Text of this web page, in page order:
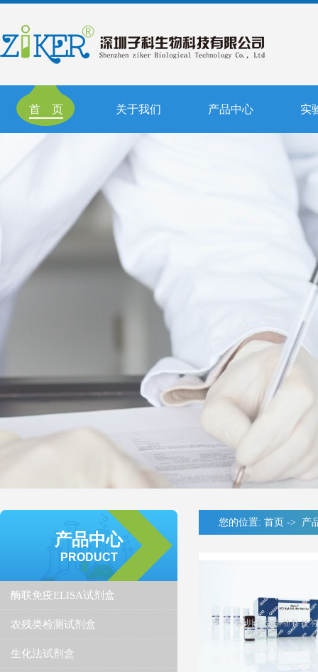
首 页 关于我们 产品中心 实
产品中心
PRODUCT
酶联免疫ELISA试剂盒
农残类检测试剂盒
生化法试剂盒
您的位置: 首页 -> 产